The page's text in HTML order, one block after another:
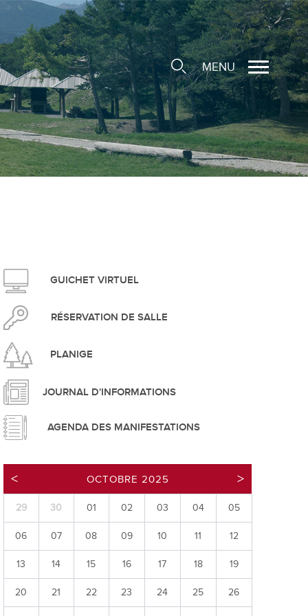
durable
d'ouverture
SIT
et service du feu
MENU
GUICHET VIRTUEL
RÉSERVATION DE SALLE
PLANIGE
JOURNAL D'INFORMATIONS
AGENDA DES MANIFESTATIONS
OCTOBRE 2025
29 30 01 02 03 04 05
06 07 08 09 10 11 12
13 14 15 16 17 18 19
20 21 22 23 24 25 26